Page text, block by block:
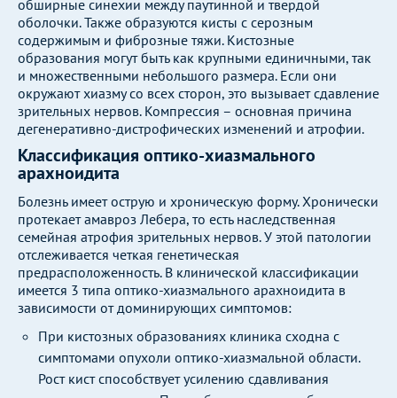
обширные синехии между паутинной и твердой
оболочки. Также образуются кисты с серозным
содержимым и фиброзные тяжи. Кистозные
образования могут быть как крупными единичными, так
и множественными небольшого размера. Если они
окружают хиазму со всех сторон, это вызывает сдавление
зрительных нервов. Компрессия – основная причина
дегенеративно-дистрофических изменений и атрофии.
Классификация оптико-хиазмального
арахноидита
Болезнь имеет острую и хроническую форму. Хронически
протекает амавроз Лебера, то есть наследственная
семейная атрофия зрительных нервов. У этой патологии
отслеживается четкая генетическая
предрасположенность. В клинической классификации
имеется 3 типа оптико-хиазмального арахноидита в
зависимости от доминирующих симптомов:
При кистозных образованиях клиника сходна с
симптомами опухоли оптико-хиазмальной области.
Рост кист способствует усилению сдавливания